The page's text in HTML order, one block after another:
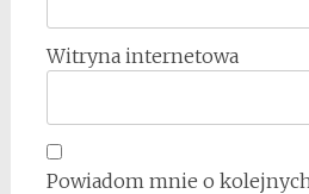
Witryna internetowa
Powiadom mnie o